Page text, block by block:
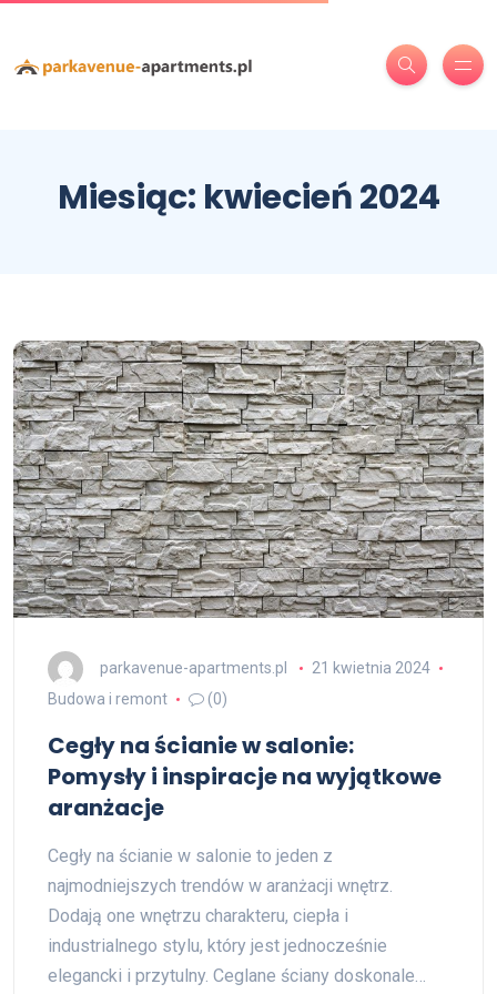
Miesiąc: kwiecień 2024
parkavenue-apartments.pl
21 kwietnia 2024
Budowa i remont
(0)
Cegły na ścianie w salonie:
Pomysły i inspiracje na wyjątkowe
aranżacje
Cegły na ścianie w salonie to jeden z
najmodniejszych trendów w aranżacji wnętrz.
Dodają one wnętrzu charakteru, ciepła i
industrialnego stylu, który jest jednocześnie
elegancki i przytulny. Ceglane ściany doskonale…